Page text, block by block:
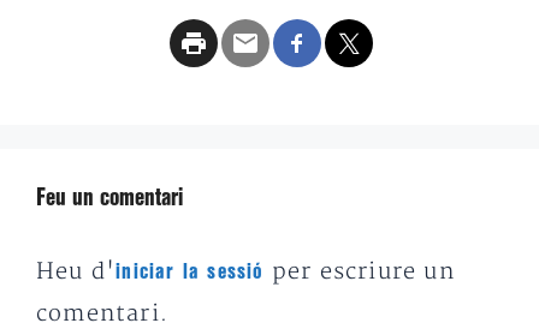
Feu un comentari
Heu d'iniciar la sessió
per escriure un
comentari.